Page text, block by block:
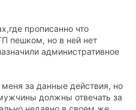
прописанно что
пешком, но в ней нет
административное
за данные действия, но
должны отвечать за